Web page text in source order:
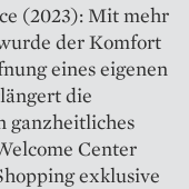
(2023): Mit mehr
der Komfort
eines eigenen
die
ganzheitliches
Center
exklusive